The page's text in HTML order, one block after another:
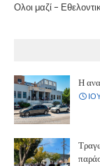
Ολοι μαζί -
Η